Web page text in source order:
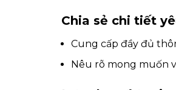
Chia sẻ chi tiết
Cung cấp đầy đủ
Nêu rõ mong muốn